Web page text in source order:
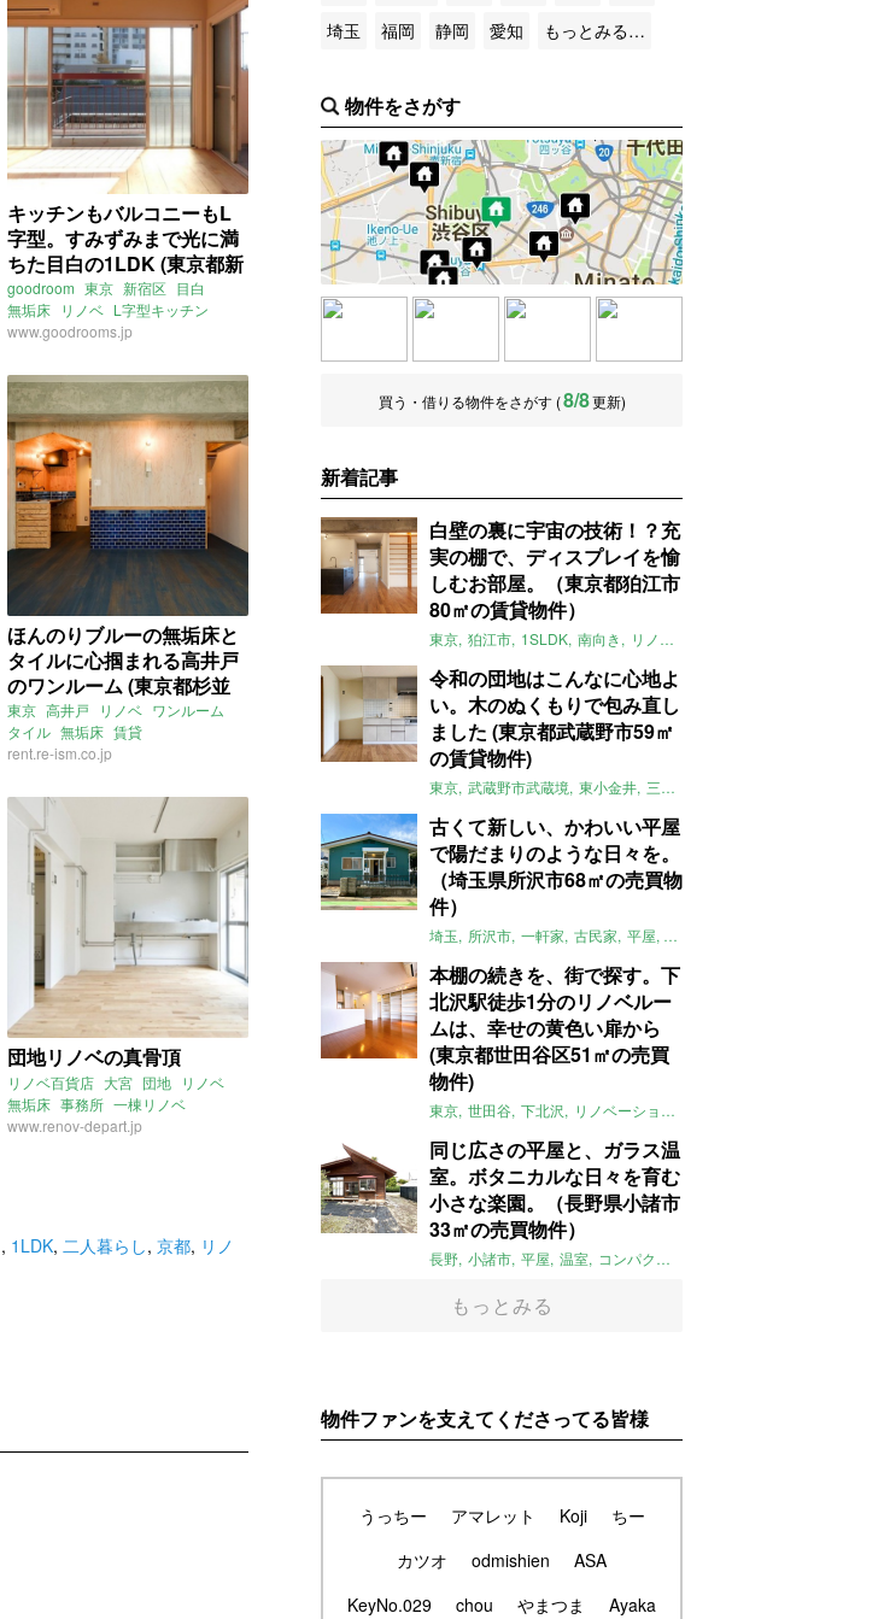
キッチンもバルコニーもL
字型。すみずみまで光に満
ちた目白の1LDK (東京都新
宿区42㎡の賃貸物件)
goodroom 東京 新宿区 目白
無垢床 リノベ L字型キッチン
1LDK 賃貸
www.goodrooms.jp
ほんのりブルーの無垢床と
タイルに心掴まれる高井戸
のワンルーム (東京都杉並
区30㎡の賃貸物件)
東京 高井戸 リノベ ワンルーム
タイル 無垢床 賃貸
rent.re-ism.co.jp
団地リノベの真骨頂
リノベ百貨店 大宮 団地 リノベ
無垢床 事務所 一棟リノベ
www.renov-depart.jp
, 1LDK, 二人暮らし, 京都, リノ
埼玉
福岡 静岡 愛知 もっとみる…
物件をさがす
買う・借りる物件をさがす (8/8更新)
新着記事
白壁の裏に宇宙の技術！？充
実の棚で、ディスプレイを愉
しむお部屋。（東京都狛江市
80㎡の賃貸物件）
東京 狛江市 1SLDK 南向き リノベ
令和の団地はこんなに心地よ
い。木のぬくもりで包み直し
ました (東京都武蔵野市59㎡
の賃貸物件)
東京 武蔵野市武蔵境 東小金井 三鷹
古くて新しい、かわいい平屋
で陽だまりのような日々を。
（埼玉県所沢市68㎡の売買物
件）
埼玉 所沢市 一軒家 古民家 平屋 庭
本棚の続きを、街で探す。下
北沢駅徒歩1分のリノベルー
ムは、幸せの黄色い扉から
(東京都世田谷区51㎡の売買
物件)
東京 世田谷 下北沢 リノベーション
同じ広さの平屋と、ガラス温
室。ボタニカルな日々を育む
小さな楽園。（長野県小諸市
33㎡の売買物件）
長野 小諸市 平屋 温室 コンパクト
もっとみる
物件ファンを支えてくださってる皆様
うっちー アマレット Koji
ちー
カツオ
odmishien
ASA
KeyNo.029
chou やまつま
Ayaka